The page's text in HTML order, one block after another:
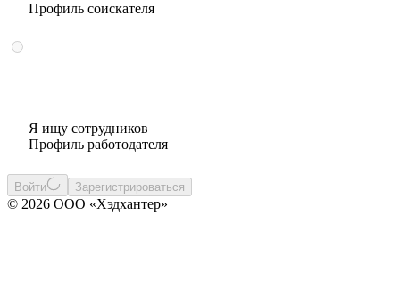
Профиль соискателя
Я ищу сотрудников
Профиль работодателя
Войти Зарегистрироваться
© 2026 ООО «Хэдхантер»